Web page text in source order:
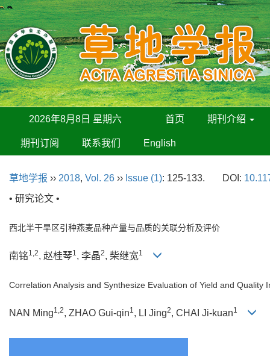
2026年8月8日 星期六 首页 期刊介绍
期刊订阅 联系我们 English
草地学报 ›› 2018, Vol. 26 ›› Issue (1): 125-133. DOI:
• 研究论文 •
西北半干旱区引种燕麦品种产量与品质的关联分析及评价
南铭1,2, 赵桂琴1, 李晶2, 柴继宽1
Correlation Analysis and Synthesize Evaluation of Yield and
NAN Ming1,2, ZHAO Gui-qin1, LI Jing2, CHAI Ji-kuan1